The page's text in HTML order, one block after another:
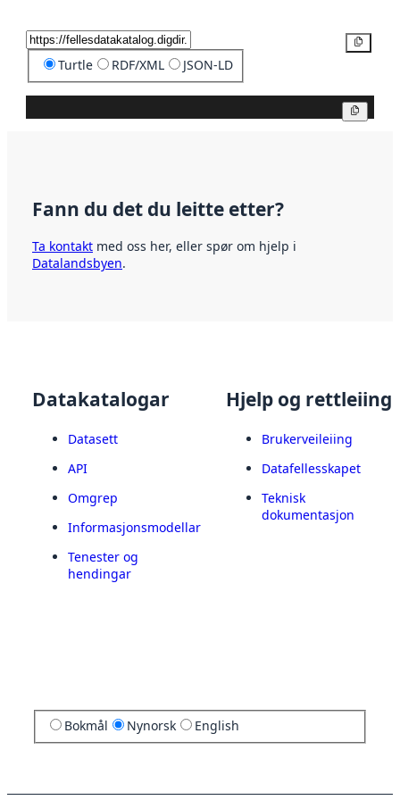
Turtle RDF/XML JSON-LD
Fann du det du leitte etter?
Ta kontakt med oss her, eller spør om hjelp i
Datalandsbyen.
Datakatalogar
Datasett
API
Omgrep
Informasjonsmodellar
Tenester og
hendingar
Hjelp og rettleiing
Brukerveileiing
Datafellesskapet
Teknisk
dokumentasjon
Bokmål Nynorsk English